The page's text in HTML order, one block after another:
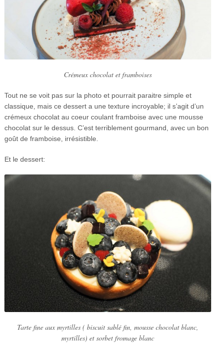
Crémeux chocolat et framboises
Tout ne se voit pas sur la photo et pourrait paraitre simple et
classique, mais ce dessert a une texture incroyable; il s’agit d’un
crémeux chocolat au coeur coulant framboise avec une mousse
chocolat sur le dessus. C’est terriblement gourmand, avec un bon
goût de framboise, irrésistible.
Et le dessert:
Tarte fine aux myrtilles ( biscuit sablé fin, mousse chocolat blanc,
myrtilles) et sorbet fromage blanc